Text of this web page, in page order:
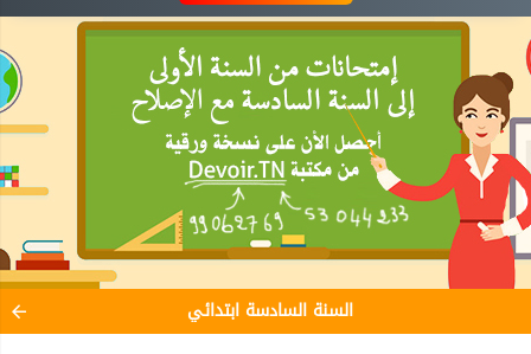
السنة السادسة ابتدائي